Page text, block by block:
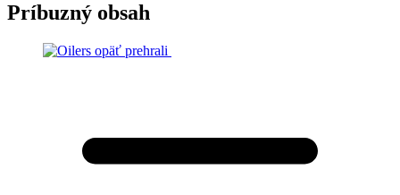
Príbuzný obsah